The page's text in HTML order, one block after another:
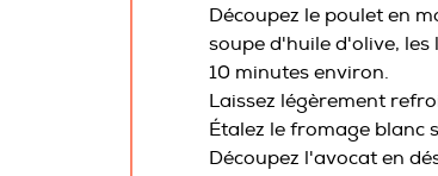
Découpez le poulet en
soupe d'huile d'olive,
10 minutes environ.
Laissez légèrement
Étalez le fromage blanc
Découpez l'avocat en